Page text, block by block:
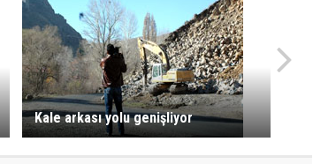
Kale arkası yolu genişliyor